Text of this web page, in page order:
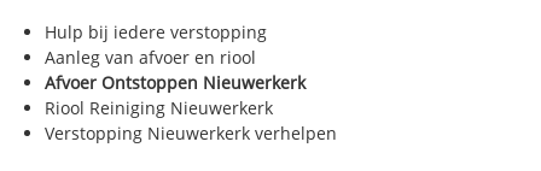
Hulp bij iedere verstopping
Aanleg van afvoer en riool
Afvoer Ontstoppen Nieuwerkerk
Riool Reiniging Nieuwerkerk
Verstopping Nieuwerkerk verhelpen